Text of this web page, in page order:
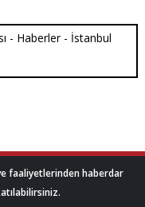
faaliyetlerinden haberdar